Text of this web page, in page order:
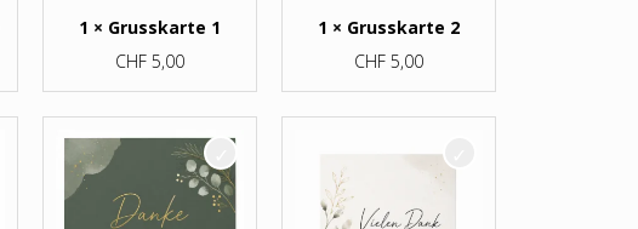
1 × Grusskarte 1
CHF 5,00
1 × Grusskarte 2
CHF 5,00